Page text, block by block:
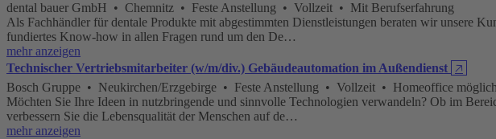
dental bauer GmbH • Chemnitz • Feste Anstellung • Vollzeit • Mit Berufserfahrung
Als Fachhändler für dentale Produkte mit abgestimmten Dienstleistungen beraten wir unsere
fundiertes Know-how in allen Fragen rund um den De…
mehr anzeigen
Technischer Vertriebsmitarbeiter (w/m/div.) Gebäudeautomation im Außendienst 🡥
Bosch Gruppe • Neukirchen/Erzgebirge • Feste Anstellung • Vollzeit • Homeoffice
Möchten Sie Ihre Ideen in nutzbringende und sinnvolle Technologien verwandeln? Ob im
verbessern Sie die Lebensqualität der Menschen auf de…
mehr anzeigen